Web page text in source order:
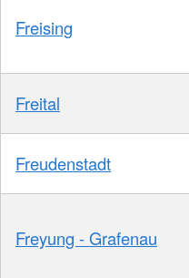
Freising
Freital
Freudenstadt
Freyung - Grafenau